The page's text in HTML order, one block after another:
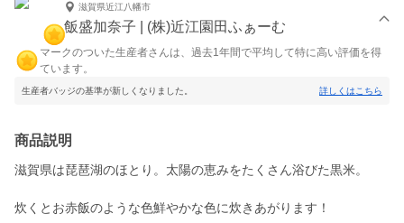
滋賀県近江八幡市
飯盛加奈子 | (株)近江園田ふぁーむ
マークのついた生産者さんは、過去1年間で平均して特に高い評価を得
ています。
生産者バッジの基準が新しくなりました。 詳しくはこちら
商品説明
滋賀県は琵琶湖のほとり。太陽の恵みをたくさん浴びた黒米。
炊くとお赤飯のような色鮮やかな色に炊きあがります！